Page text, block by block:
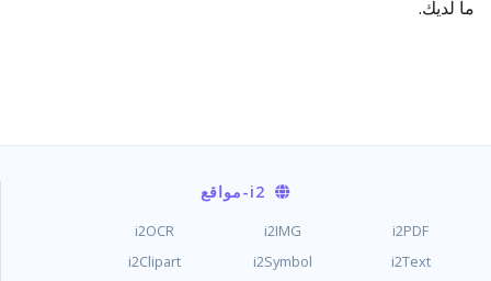
ما لديك.
i2-مواقع
i2PDF
i2IMG
i2OCR
i2Text
i2Symbol
i2Clipart